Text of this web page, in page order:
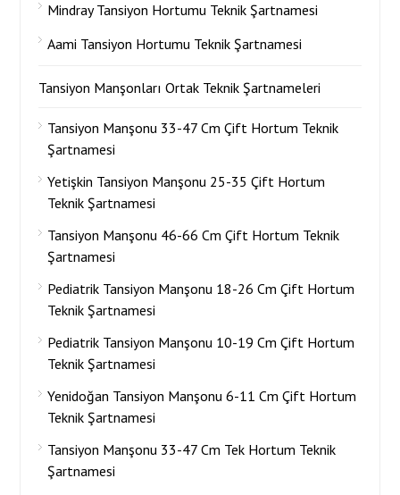
Mindray Tansiyon Hortumu Teknik Şartnamesi
Aami Tansiyon Hortumu Teknik Şartnamesi
Tansiyon Manşonları Ortak Teknik Şartnameleri
Tansiyon Manşonu 33-47 Cm Çift Hortum Teknik
Şartnamesi
Yetişkin Tansiyon Manşonu 25-35 Çift Hortum
Teknik Şartnamesi
Tansiyon Manşonu 46-66 Cm Çift Hortum Teknik
Şartnamesi
Pediatrik Tansiyon Manşonu 18-26 Cm Çift Hortum
Teknik Şartnamesi
Pediatrik Tansiyon Manşonu 10-19 Cm Çift Hortum
Teknik Şartnamesi
Yenidoğan Tansiyon Manşonu 6-11 Cm Çift Hortum
Teknik Şartnamesi
Tansiyon Manşonu 33-47 Cm Tek Hortum Teknik
Şartnamesi